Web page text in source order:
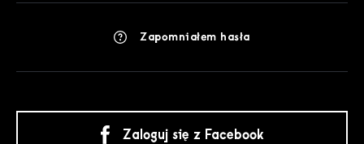
Zapomniałem hasła
Zaloguj się z Facebook